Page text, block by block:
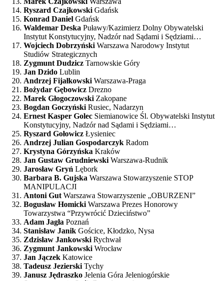
Ryszard Czajkowski Gdańsk
Konrad Daniel Gdańsk
Waldemar Deska Puławy/Kazimierz Dolny Obywatelski
Instytut Konstytucyjny, Nadzór nad Sądami i Sędziami…
Wojciech Dobrzyński Warszawa Narodowy Instytut
Studiów Strategicznych
Zygmunt Dudzicz Tarnowskie Góry
Jan Dzido Lublin
Andrzej Fijałkowski Warszawa-Praga
Bożydar Gębowicz Drezno
Marek Głogoczowski Zakopane
Bogdan Goczyński Rusiec, Nadarzyn
Ernest Kasper Golec Siemianowice Śl. Obywatelski Instytut
Konstytucyjny, Nadzór nad Sądami i Sędziami…
Ryszard Gołowicz Łysieniec
Andrzej Julian Gospodarczyk Radom
Krystyna Górzyńska Kraków
Jan Gustaw Grudniewski Warszawa-Rudnik
Jarosław Gryń Lębork
Barbara B. Gujska Warszawa Stowarzyszenie STOP
MANIPULACJI
Antoni Gut Warszawa Stowarzyszenie „OBURZENI”
Bogusław Homicki Warszawa Prezes Honorowy
Towarzystwa “Przywrócić Dzieciństwo”
Adam Jagła Poznań
Stanisław Janik Gościce, Kłodzko, Nysa
Zdzisław Jankowski Rychwał
Zygmunt Jankowski Wrocław
Jan Jączek Katowice
Tadeusz Jezierski Tychy
Janusz Jędraszko Jelenia Góra Jeleniogórskie